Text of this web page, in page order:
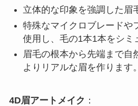
立体的な印象を強調した眉
特殊なマイクロブレードや
使用し、毛の1本1本をシミ
眉毛の根本から先端まで自
よりリアルな眉を作ります。
4D眉アートメイク ：